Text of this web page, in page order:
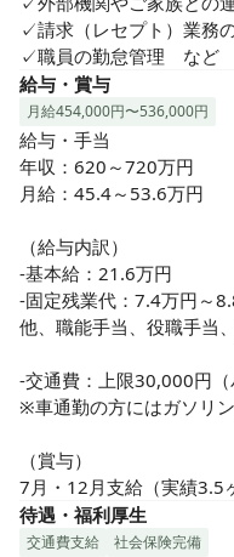
✓請求（レセプト）業務
✓職員の勤怠管理　など
給与・賞与
月給454,000円〜536,000円
給与・手当
年収：620～720万円
月給：45.4～53.6万円
（給与内訳）
-基本給：21.6万円
-固定残業代：7.4万円～
他、職能手当、役職手当
-交通費：上限30,000円（
※車通勤の方にはガソリ
（賞与）
7月・12月支給（実績3.5
待遇・福利厚生
交通費支給 社会保険完備